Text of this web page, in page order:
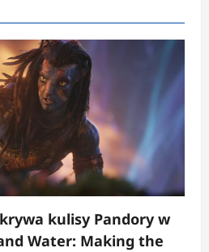
kulisy Pandory w
Water: Making the